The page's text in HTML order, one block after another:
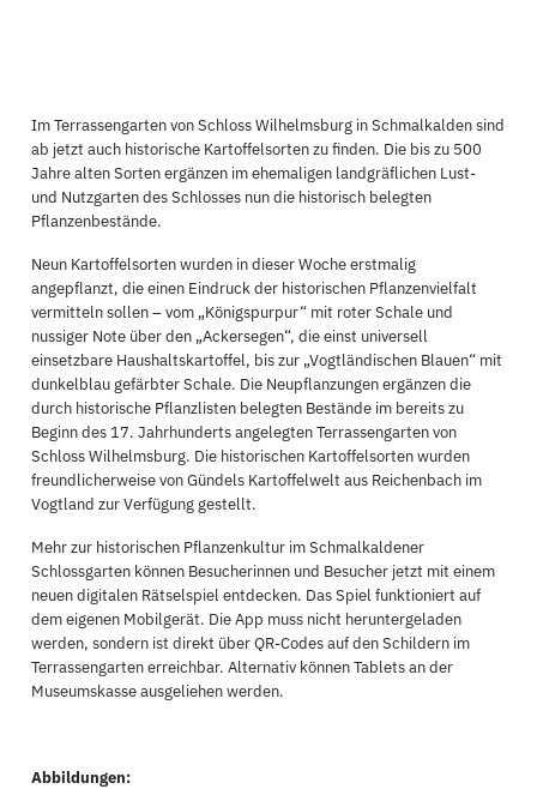
Im Terrassengarten von Schloss Wilhelmsburg in Schmalkalden sind
ab jetzt auch historische Kartoffelsorten zu finden. Die bis zu 500
Jahre alten Sorten ergänzen im ehemaligen landgräflichen Lust-
und Nutzgarten des Schlosses nun die historisch belegten
Pflanzenbestände.
Neun Kartoffelsorten wurden in dieser Woche erstmalig
angepflanzt, die einen Eindruck der historischen Pflanzenvielfalt
vermitteln sollen – vom „Königspurpur“ mit roter Schale und
nussiger Note über den „Ackersegen“, die einst universell
einsetzbare Haushaltskartoffel, bis zur „Vogtländischen Blauen“ mit
dunkelblau gefärbter Schale. Die Neupflanzungen ergänzen die
durch historische Pflanzlisten belegten Bestände im bereits zu
Beginn des 17. Jahrhunderts angelegten Terrassengarten von
Schloss Wilhelmsburg. Die historischen Kartoffelsorten wurden
freundlicherweise von Gündels Kartoffelwelt aus Reichenbach im
Vogtland zur Verfügung gestellt.
Mehr zur historischen Pflanzenkultur im Schmalkaldener
Schlossgarten können Besucherinnen und Besucher jetzt mit einem
neuen digitalen Rätselspiel entdecken. Das Spiel funktioniert auf
dem eigenen Mobilgerät. Die App muss nicht heruntergeladen
werden, sondern ist direkt über QR-Codes auf den Schildern im
Terrassengarten erreichbar. Alternativ können Tablets an der
Museumskasse ausgeliehen werden.
Abbildungen: